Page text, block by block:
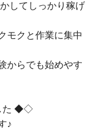
してしっかり稼げ
モクと作業に集中
からでも始めやす
た ◆◇
♪